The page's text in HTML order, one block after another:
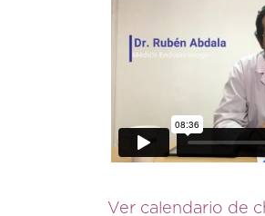
Ver calendario de